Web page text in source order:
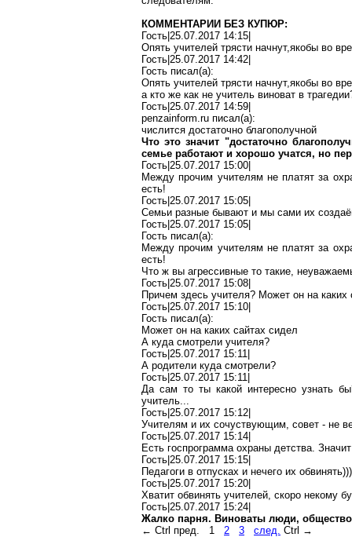
КОММЕНТАРИИ БЕЗ КУПЮР:
Гость|25.07.2017 14:15|
Опять учителей трясти начнут,якобы во
Гость|25.07.2017 14:42|
Гость писал(a):
Опять учителей трясти начнут,якобы во
а кто же как не учитель виноват в
Гость|25.07.2017 14:59|
penzainform.ru писал(a):
числится достаточно благополучной
Что это значит "достаточно
семье работают и хорошо учатся, но
Гость|25.07.2017 15:00|
Междупрочим учителям не платят за
есть!
Гость|25.07.2017 15:05|
Семьи разные бывают и мы сами их
Гость|25.07.2017 15:05|
Гость писал(a):
Междупрочим учителям не платят за
есть!
Что ж вы агрессивные то такие,
Гость|25.07.2017 15:08|
Причем здесь учителя? Может он накаких
Гость|25.07.2017 15:10|
Гость писал(a):
Может он накаких сайтах сидел
А куда смотрели учителя?
Гость|25.07.2017 15:11|
А родители куда смотрели?
Гость|25.07.2017 15:11|
Да сам то ты какой интересно узнать
учитель...
Гость|25.07.2017 15:12|
Учителям и их сочуствующим, совет - не
Гость|25.07.2017 15:14|
Есть госпрограмма охраны детства.
Гость|25.07.2017 15:15|
Педагоги в отпусках и нечего их обвинять)))
Гость|25.07.2017 15:20|
Хватит обвинять учителей, скоро некому
Гость|25.07.2017 15:24|
Жалко парня. Виноваты люди,
← Ctrl пред. 1 2 3 след. Ctrl →